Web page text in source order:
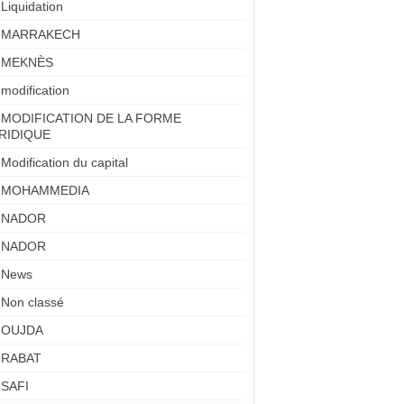
Liquidation
MARRAKECH
MEKNÈS
modification
MODIFICATION DE LA FORME
Modification du capital
MOHAMMEDIA
NADOR
NADOR
News
Non classé
OUJDA
RABAT
SAFI